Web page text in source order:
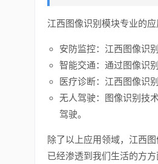
江西图像识别模块专业的
安防监控：江西图像识
智能交通：通过图像识
医疗诊断：江西图像识
无人驾驶：图像识别技
驾驶。
除了以上应用领域，江西
已经渗透到我们生活的方